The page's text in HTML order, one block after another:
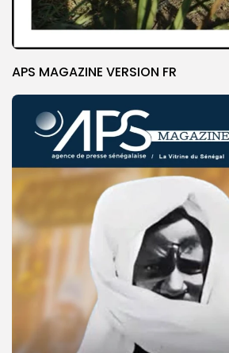
APS MAGAZINE VERSION FR